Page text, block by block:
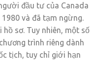
đầu tư của Canada
và đã tạm ngừng.
sơ. Tuy nhiên, một số
trình riêng dành
tịch, tuy chỉ giới hạn